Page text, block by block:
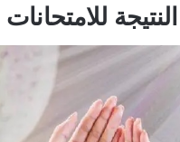
للامتحانات